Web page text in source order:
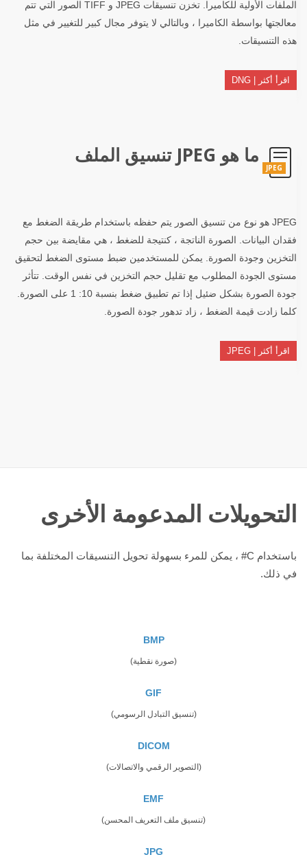
الملفات الأولية للكاميرا. تخزن تنسيقات JPEG و TIFF الصور التي تتم
معالجتها بواسطة الكاميرا ، وبالتالي لا يتوفر مجال كبير للتغيير في مثل
هذه التنسيقات.
اقرأ أكثر | DNG
JPEG
ما هو JPEG تنسيق الملف
JPEG هو نوع من تنسيق الصور يتم حفظه باستخدام طريقة الضغط مع
فقدان البيانات. الصورة الناتجة ، كنتيجة للضغط ، هي مقايضة بين حجم
التخزين وجودة الصورة. يمكن للمستخدمين ضبط مستوى الضغط لتحقيق
مستوى الجودة المطلوب مع تقليل حجم التخزين في نفس الوقت. تتأثر
جودة الصورة بشكل ضئيل إذا تم تطبيق ضغط بنسبة 10: 1 على الصورة.
كلما زادت قيمة الضغط ، زاد تدهور جودة الصورة.
اقرأ أكثر | JPEG
التحويلات المدعومة الأخرى
باستخدام C# ، يمكن للمرء بسهولة تحويل التنسيقات المختلفة بما
في ذلك.
BMP
(صورة نقطية)
GIF
(تنسيق التبادل الرسومي)
DICOM
(التصوير الرقمي والاتصالات)
EMF
(تنسيق ملف التعريف المحسن)
JPG